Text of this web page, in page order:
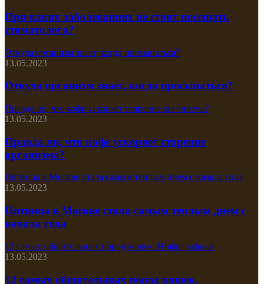
При каких заболеваниях не стоит посещать
стоматолога?
Откуда организм знает, когда просыпаться?
13.05.2023
Откуда организм знает, когда просыпаться?
Правда ли, что кофе ускоряет старение организма?
13.05.2023
Правда ли, что кофе ускоряет старение
организма?
Пятница в Москве стала самым теплым днем с начала года
13.05.2023
Пятница в Москве стала самым теплым днем с
начала года
12 самых общительных пород кошек. Инфографика
13.05.2023
12 самых общительных пород кошек.